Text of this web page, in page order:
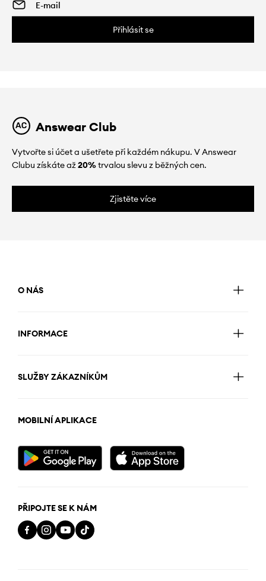
Přihlásit se
Answear Club
Vytvořte si účet a ušetřete při každém nákupu. V Answear
Clubu získáte až20%trvalou slevu z běžných cen.
Zjistěte více
O NÁS
INFORMACE
SLUŽBY ZÁKAZNÍKŮM
MOBILNÍ APLIKACE
PŘIPOJTE SE K NÁM